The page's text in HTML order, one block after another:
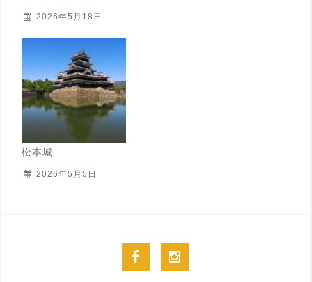
2026年5月18日
松本城
2026年5月5日
facebook